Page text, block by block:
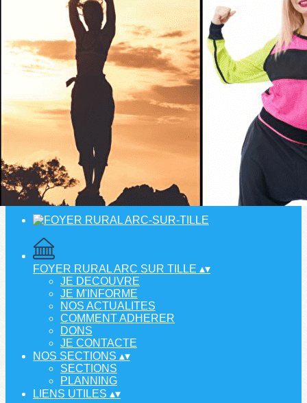
Images de la page d'accueil
Cliquez pour éditer
Ajoutez un logo, un bouton, des réseaux sociaux
Cliquez pour éditer
FOYER RURAL ARC SUR TILLE ▴▾
JE DECOUVRE
JE M'INFORME
NOS ACTUALITES
COMMENT ADHERER
DONS
JE CONTACTE
NOS SECTIONS ▴▾
SECTIONS
PLANNING
LIENS UTILES ▴▾